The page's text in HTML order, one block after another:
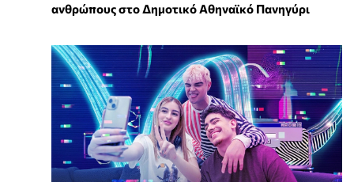
ανθρώπους στο Δημοτικό Αθηναϊκό Πανηγύρι